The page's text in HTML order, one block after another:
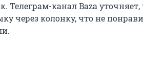
Телеграм-канал Baza
через колонку, что не